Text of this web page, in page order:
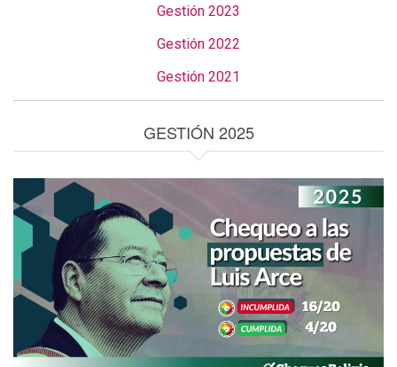
Gestión 2023
Gestión 2022
Gestión 2021
GESTIÓN 2025